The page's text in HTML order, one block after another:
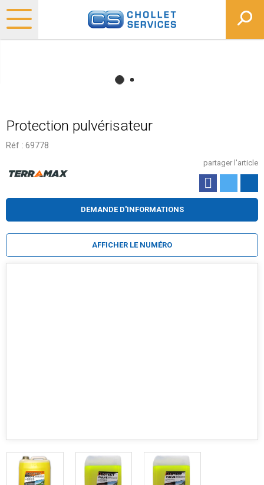
Protection pulvérisateur
Réf : 69778
partager l'article
DEMANDE D'INFORMATIONS
AFFICHER LE NUMÉRO